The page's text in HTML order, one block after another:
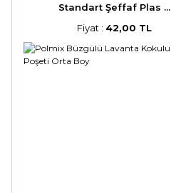
Standart Şeffaf Plas ...
Fiyat : 42,00 TL